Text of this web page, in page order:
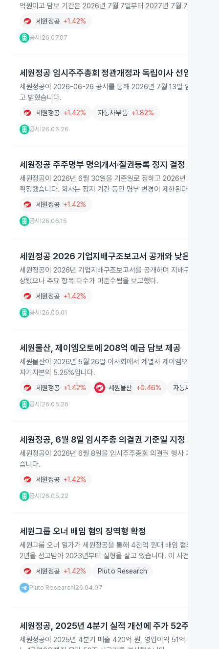
억원이고 담보 기간은 2026년 7월 7일부터 2027년 7월 7일까지입
세원정공 +1.42%
공시 26.07.07
세원정공 임시주주총회 정관개정과 독립이사 선임
세원정공이 2026-06-26 공시를 통해 2026년 7월 13일 임시주주총
고 밝혔습니다.
세원정공 +1.42% 자동차부품 +1.82%
공시 26.06.26
세원정공 주주명부 명의개서·질권등록 정지 결정
세원정공이 2026년 6월 30일을 기준일로 정하고 2026년 7월 1일부
확정했습니다. 회사는 정지 기간 동안 명부 변경이 제한된다고 공시
세원정공 +1.42%
공시 26.06.15
세원정공 2026 기업지배구조보고서 공개와 낮은 준수율
세원정공이 2026년 기업지배구조보고서를 공개하며 지배구조 핵
상됐으나 주요 항목 다수가 미준수됨을 보고했다.
세원정공 +1.42%
공시 26.06.01
세원물산, 제이엠오토에 208억 예금 담보 제공
세원물산이 2026년 5월 26일 이사회에서 계열사 제이엠오토에 208
자기자본의 5.25%입니다.
세원정공 +1.42% 세원물산 +0.46% 자동차부품
공시 26.05.26
세원정공, 6월 8일 임시주총 의결권 기준일 지정
세원정공이 2026년 6월 8일을 임시주주총회 의결권 행사 기준일로
습니다.
세원정공 +1.42%
공시 26.05.22
세원그룹 오너 배임 혐의 징역형 확정
세원그룹 오너 일가가 세원정공을 통해 4천억 원대 배임 혐의로 징역
2년을 선고받아 2023년부터 실형을 살고 있습니다. 이 사건은 일감
세원정공 +1.42% Pluto Research
Pluto Research 26.04.07
세원정공, 2025년 4분기 실적 개선에 주가 52주 최고치
세원정공이 2025년 4분기 매출 420억 원, 영업이익 51억 원, 순이